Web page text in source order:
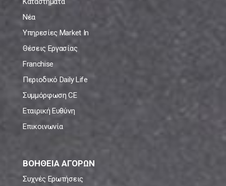
Νέα
Υπηρεσίες Market In
Θέσεις Εργασίας
Franchise
Περιοδικό Daily Life
Συμμόρφωση CE
Εταιρική Ευθύνη
Επικοινωνία
ΒΟΗΘΕΙΑ ΑΓΟΡΩΝ
Συχνές Ερωτήσεις